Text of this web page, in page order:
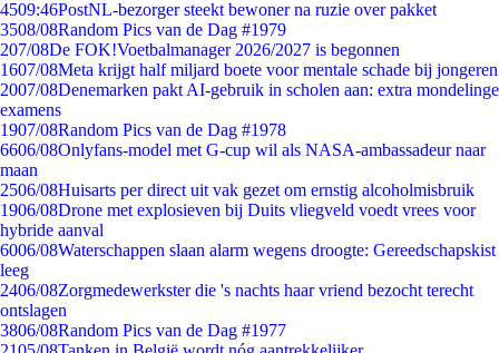
4509:46PostNL-bezorger steekt bewoner na ruzie over pakket
3508/08Random Pics van de Dag #1979
207/08De FOK!Voetbalmanager 2026/2027 is begonnen
1607/08Meta krijgt half miljard boete voor mentale schade bij jongeren
2007/08Denemarken pakt AI-gebruik in scholen aan: extra mondelinge
examens
1907/08Random Pics van de Dag #1978
6606/08Onlyfans-model met G-cup wil als NASA-ambassadeur naar
maan
2506/08Huisarts per direct uit vak gezet om ernstig alcoholmisbruik
1906/08Drone met explosieven bij Duits vliegveld voedt vrees voor
hybride aanval
6006/08Waterschappen slaan alarm wegens droogte: Gereedschapskist
leeg
2406/08Zorgmedewerkster die 's nachts haar vriend bezocht terecht
ontslagen
3806/08Random Pics van de Dag #1977